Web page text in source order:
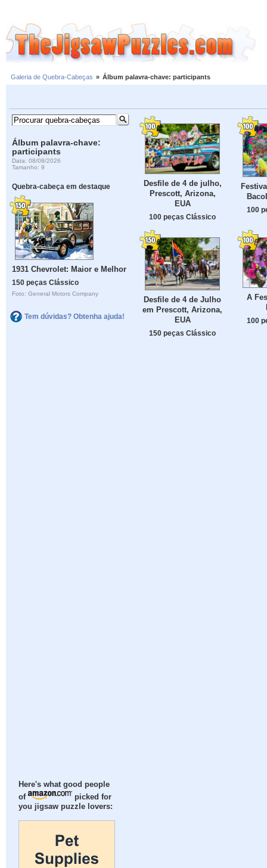
Galeria de Quebra-Cabeças » Álbum palavra-chave: participants
Álbum palavra-chave:
participants
Data: 08/08/2026
Tamanho: 9
Quebra-cabeça em destaque
1931 Chevrolet: Maior e Melhor
150 peças Clássico
Foto: General Motors Company
Tem dúvidas? Obtenha ajuda!
Here's what good people
of
picked for
you jigsaw puzzle lovers:
Desfile de 4 de julho,
Prescott, Arizona,
EUA
100 peças Clássico
100
Desfile de 4 de Julho
em Prescott, Arizona,
EUA
150 peças Clássico
A
100